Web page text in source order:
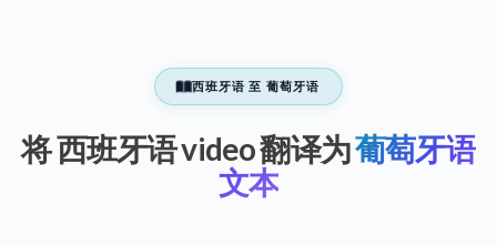
西班牙语 至 葡萄牙语
将 西班牙语 video 翻译为葡萄牙语
文本